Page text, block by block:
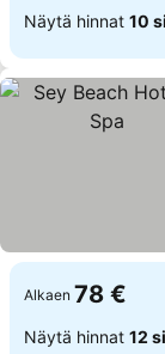
Näytä hinnat 10
Alkaen 78 €
Näytä hinnat 12